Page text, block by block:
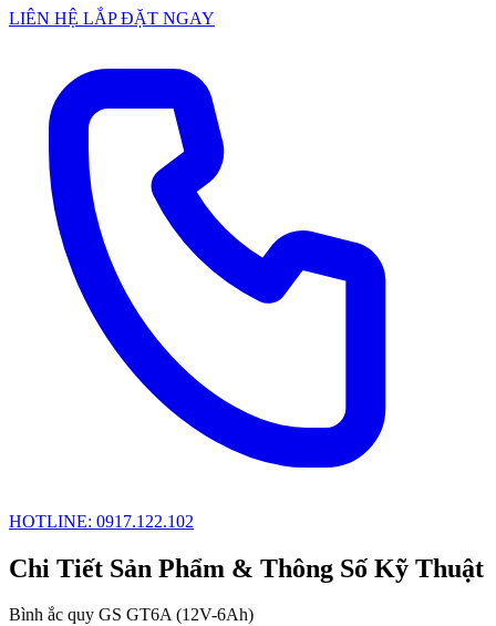
LIÊN HỆ LẮP ĐẶT NGAY
HOTLINE: 0917.122.102
Chi Tiết Sản Phẩm & Thông Số Kỹ Thuật
Bình ắc quy GS GT6A (12V-6Ah)